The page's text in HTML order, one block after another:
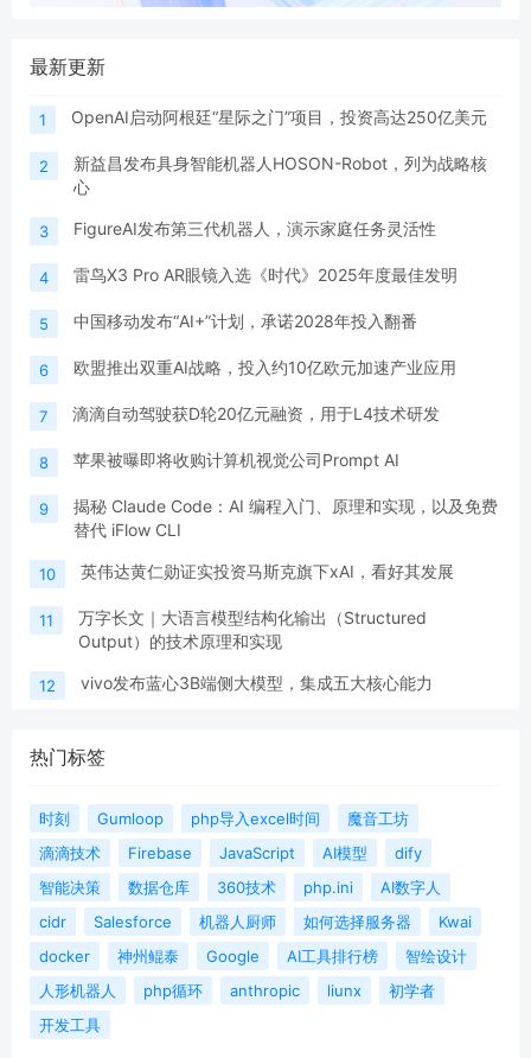
最新更新
1 OpenAI启动阿根廷“星际之门”项目，投资高达250亿美元
2
新益昌发布具身智能机器人HOSON-Robot，列为战略核
心
3 FigureAI发布第三代机器人，演示家庭任务灵活性
4 雷鸟X3 Pro AR眼镜入选《时代》2025年度最佳发明
5 中国移动发布“AI+”计划，承诺2028年投入翻番
6 欧盟推出双重AI战略，投入约10亿欧元加速产业应用
7 滴滴自动驾驶获D轮20亿元融资，用于L4技术研发
8 苹果被曝即将收购计算机视觉公司Prompt AI
9
揭秘 Claude Code：AI 编程入门、原理和实现，以及免费
替代 iFlow CLI
10 英伟达黄仁勋证实投资马斯克旗下xAI，看好其发展
11
万字长文｜大语言模型结构化输出（Structured
Output）的技术原理和实现
12 vivo发布蓝心3B端侧大模型，集成五大核心能力
热门标签
时刻 Gumloop php导入excel时间
魔音工坊
滴滴技术
Firebase JavaScript AI模型
dify
智能决策
数据仓库 360技术 php.ini
AI数字人
cidr
Salesforce 机器人厨师 如何选择服务器
Kwai
docker
神州鲲泰 Google AI工具排行榜
智绘设计
人形机器人
php循环 anthropic liunx
初学者
开发工具